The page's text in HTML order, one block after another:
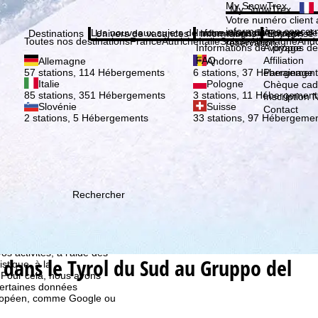
activités, à l'aide des
à la
cela, nous avons
données
comme Google ou
Inscription
My SnowTrex
My SnowTrex
Votre numéro client
informations
réservation.
Destinations
Toutes nos destinationsFranceAutricheItalieSuisseAllemagne
Allemagne
57 stations, 114 Hébergements
Andorre
6 stations, 37
Italie
85 stations, 351 Hébergements
Pologne
3 stations, 11
Slovénie
2 stations, 5 Hébergements
Suisse
33 stations, 97
Univers de vacances
Les nouveaux sujets de notre magazine
Informations
Informations de voyage
Informations de voyage
FAQ
Entreprise
À propos
À propos
Affiliation
Parrainage
Chèque
Inscription
Contact
Rechercher
le Tyrol du Sud au Gruppo del